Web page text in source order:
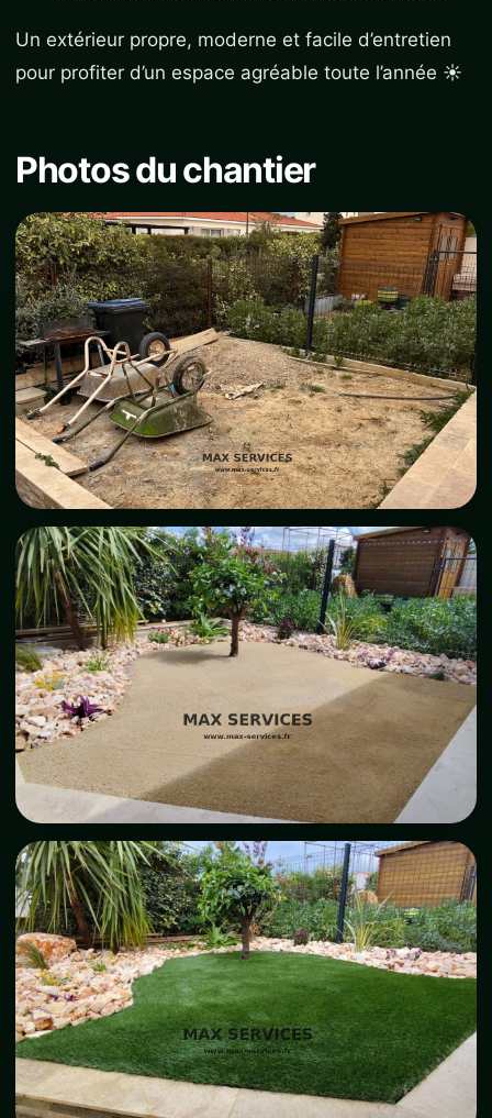
Un extérieur propre, moderne et facile d’entretien
pour profiter d’un espace agréable toute l’année ☀️
Photos du chantier